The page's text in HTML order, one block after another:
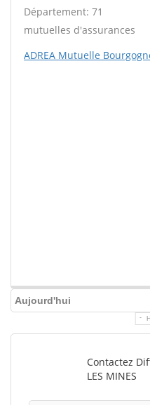
Département: 71
mutuelles d'assurances
ADREA Mutuelle
Aujourd'hui
Contactez
LES MINES